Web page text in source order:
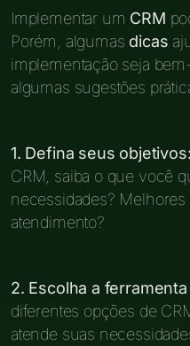
Implementar um CRM
Porém, algumas dicas
implementação seja
algumas sugestões
1. Defina seus objetivos:
CRM, saiba o que você
necessidades?
atendimento?
2. Escolha a
diferentes opções de
atende suas